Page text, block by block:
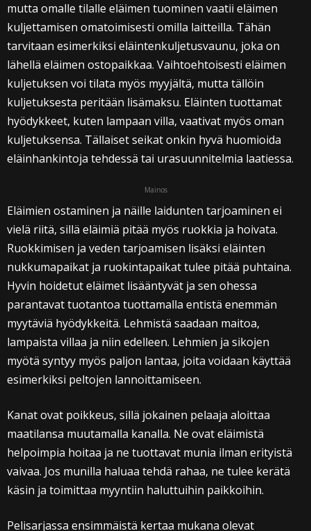
mutta omalle tilalle eläimen tuominen vaatii eläimen
kuljettamisen omatoimisesti omilla laitteilla. Tähän
tarvitaan esimerkiksi eläintenkuljetusvaunu, joka on
lähellä eläimen ostopaikkaa. Vaihtoehtoisesti eläimen
kuljetuksen voi tilata myös myyjältä, mutta tällöin
kuljetuksesta peritään lisämaksu. Eläinten tuottamat
hyödykkeet, kuten lampaan villa, vaativat myös oman
kuljetuksensa. Tällaiset seikat onkin hyvä huomioida
eläinhankintoja tehdessä tai urasuunnitelmia laatiessa.
Mainos
Eläimien ostaminen ja näille laidunten tarjoaminen ei
vielä riitä, sillä eläimiä pitää myös ruokkia ja hoivata.
Ruokkimisen ja veden tarjoamisen lisäksi eläinten
nukkumapaikat ja ruokintapaikat tulee pitää puhtaina.
Hyvin hoidetut eläimet lisääntyvät ja sen ohessa
parantavat tuotantoa tuottamalla entistä enemmän
myytäviä hyödykkeitä. Lehmistä saadaan maitoa,
lampaista villaa ja niin edelleen. Lehmien ja sikojen
myötä syntyy myös paljon lantaa, joita voidaan käyttää
esimerkiksi peltojen lannoittamiseen.
Kanat ovat poikkeus, sillä jokainen pelaaja aloittaa
maatilansa muutamalla kanalla. Ne ovat eläimistä
helpoimpia hoitaa ja ne tuottavat munia ilman erityistä
vaivaa. Jos munilla haluaa tehdä rahaa, ne tulee kerätä
käsin ja toimittaa myyntiin haluttuihin paikkoihin.
Pelisarjassa ensimmäistä kertaa mukana olevat